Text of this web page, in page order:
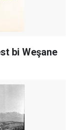
bi Weşane